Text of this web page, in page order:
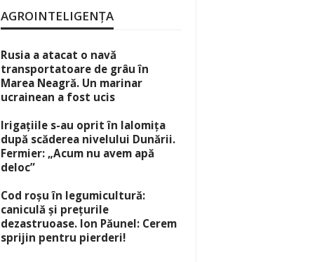
AGROINTELIGENȚA
Rusia a atacat o navă
transportatoare de grâu în
Marea Neagră. Un marinar
ucrainean a fost ucis
Irigațiile s-au oprit în Ialomița
după scăderea nivelului Dunării.
Fermier: „Acum nu avem apă
deloc”
Cod roșu în legumicultură:
caniculă și prețurile
dezastruoase. Ion Păunel: Cerem
sprijin pentru pierderi!